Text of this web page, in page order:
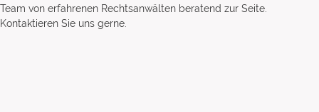
Team von erfahrenen Rechtsanwälten beratend zur Seite.
Kontaktieren Sie uns gerne.